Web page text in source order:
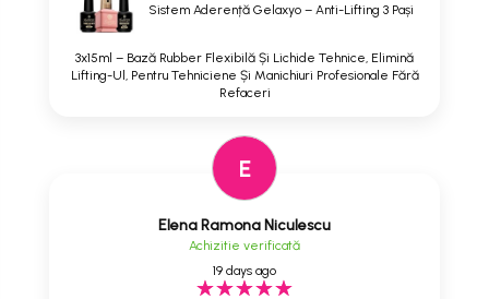
Sistem Aderență Gelaxyo – Anti-Lifting 3 Pași
3x15ml – Bază Rubber Flexibilă Și Lichide Tehnice, Elimină
Lifting-Ul, Pentru Tehniciene Și Manichiuri Profesionale Fără
Refaceri
E
Elena Ramona Niculescu
Achizitie verificată
19 days ago